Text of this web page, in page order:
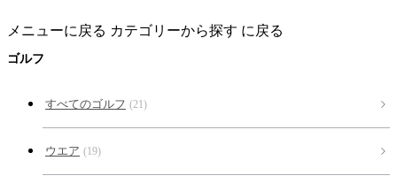
メニューに戻る カテゴリーから探す に戻る
ゴルフ
すべてのゴルフ (21)
ウエア (19)